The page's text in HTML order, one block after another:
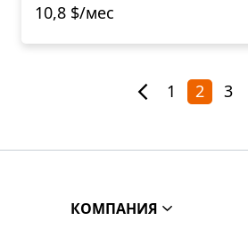
10,8 $/мес
1 2 3
КОМПАНИЯ